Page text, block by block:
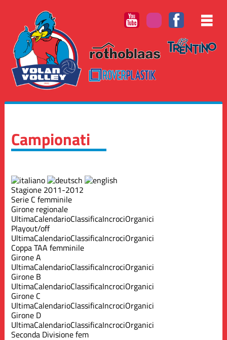
Campionati
Stagione 2011-2012
Serie C femminile
Girone regionale
UltimaCalendarioClassificaIncrociOrganici
Playout/off
UltimaCalendarioClassificaIncrociOrganici
Coppa TAA femminile
Girone A
UltimaCalendarioClassificaIncrociOrganici
Girone B
UltimaCalendarioClassificaIncrociOrganici
Girone C
UltimaCalendarioClassificaIncrociOrganici
Girone D
UltimaCalendarioClassificaIncrociOrganici
Seconda Divisione fem